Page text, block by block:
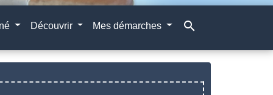
Découvrir Mes démarches search